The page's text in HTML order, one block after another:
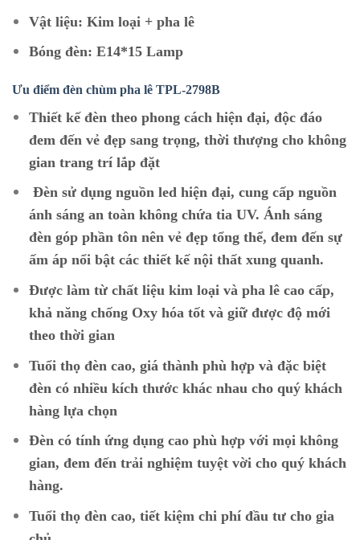
Vật liệu: Kim loại + pha lê
Bóng đèn: E14*15 Lamp
Ưu điểm đèn chùm pha lê TPL-2798B
Thiết kế đèn theo phong cách hiện đại, độc đáo
đem đến vẻ đẹp sang trọng, thời thượng cho không
gian trang trí lắp đặt
Đèn sử dụng nguồn led hiện đại, cung cấp nguồn
ánh sáng an toàn không chứa tia UV. Ánh sáng
đèn góp phần tôn nên vẻ đẹp tổng thể, đem đến sự
ấm áp nổi bật các thiết kế nội thất xung quanh.
Được làm từ chất liệu kim loại và pha lê cao cấp,
khả năng chống Oxy hóa tốt và giữ được độ mới
theo thời gian
Tuổi thọ đèn cao, giá thành phù hợp và đặc biệt
đèn có nhiều kích thước khác nhau cho quý khách
hàng lựa chọn
Đèn có tính ứng dụng cao phù hợp với mọi không
gian, đem đến trải nghiệm tuyệt vời cho quý khách
hàng.
Tuổi thọ đèn cao, tiết kiệm chi phí đầu tư cho gia